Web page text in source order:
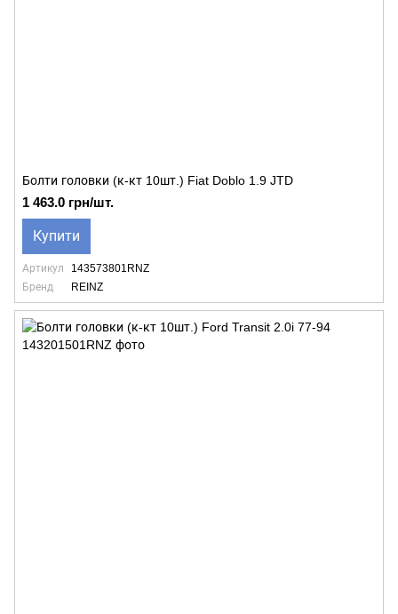
Болти головки (к-кт 10шт.) Fiat Doblo 1.9 JTD
1 463.0 грн/шт.
Купити
Артикул
143573801RNZ
Бренд
REINZ